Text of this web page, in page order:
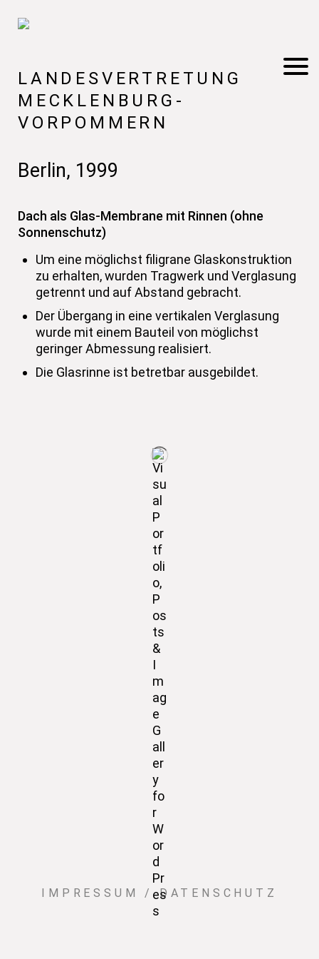
LANDESVERTRETUNG
MECKLENBURG-
VORPOMMERN
Berlin, 1999
Dach als Glas-Membrane mit Rinnen (ohne
Sonnenschutz)
Um eine möglichst filigrane Glaskonstruktion
zu erhalten, wurden Tragwerk und Verglasung
getrennt und auf Abstand gebracht.
Der Übergang in eine vertikalen Verglasung
wurde mit einem Bauteil von möglichst
geringer Abmessung realisiert.
Die Glasrinne ist betretbar ausgebildet.
IMPRESSUM / DATENSCHUTZ